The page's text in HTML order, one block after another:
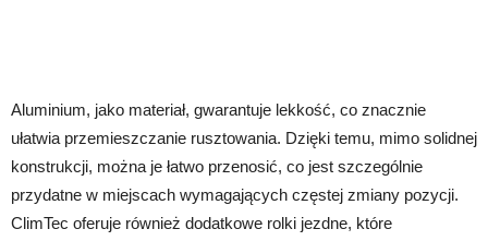
Aluminium, jako materiał, gwarantuje lekkość, co znacznie
ułatwia przemieszczanie rusztowania. Dzięki temu, mimo solidnej
konstrukcji, można je łatwo przenosić, co jest szczególnie
przydatne w miejscach wymagających częstej zmiany pozycji.
ClimTec oferuje również dodatkowe rolki jezdne, które